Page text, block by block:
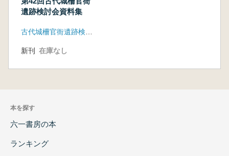
遺跡検討会資料集
新刊 在庫なし
本を探す
六一書房の本
ランキング